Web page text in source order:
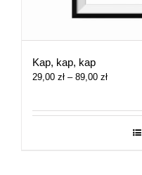
Kap, kap, kap
29,00 zł – 89,00 złZakres
29,00 zł